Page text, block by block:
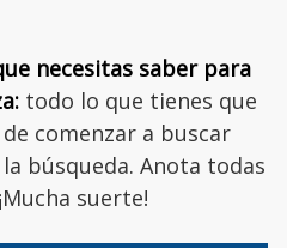
necesitas saber para
todo lo que tienes que
comenzar a buscar
búsqueda. Anota todas
suerte!